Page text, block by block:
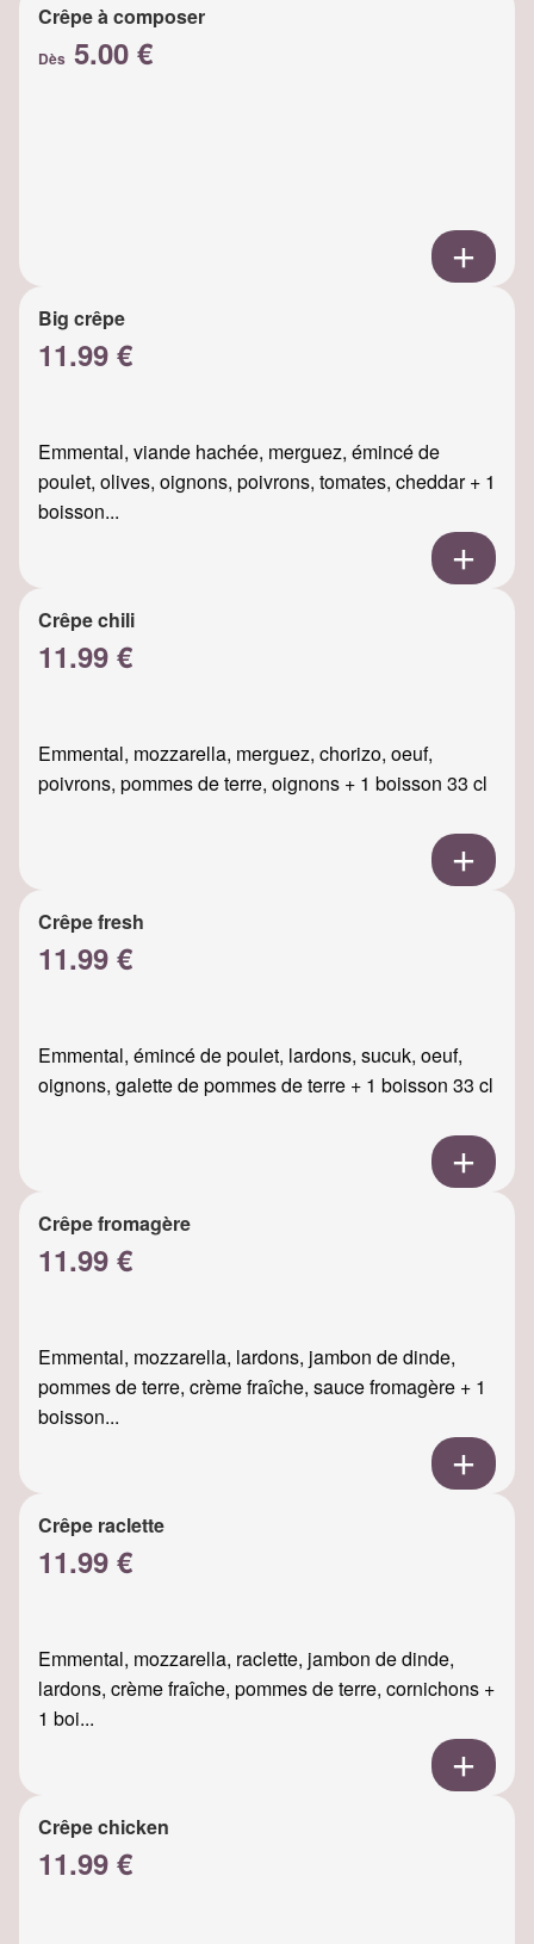
Crêpe à composer
Dès 5.00 €
Big crêpe
11.99 €
Emmental, viande hachée, merguez, émincé de
poulet, olives, oignons, poivrons, tomates, cheddar + 1
boisson...
Crêpe chili
11.99 €
Emmental, mozzarella, merguez, chorizo, oeuf,
poivrons, pommes de terre, oignons + 1 boisson 33 cl
Crêpe fresh
11.99 €
Emmental, émincé de poulet, lardons, sucuk, oeuf,
oignons, galette de pommes de terre + 1 boisson 33 cl
Crêpe fromagère
11.99 €
Emmental, mozzarella, lardons, jambon de dinde,
pommes de terre, crème fraîche, sauce fromagère + 1
boisson...
Crêpe raclette
11.99 €
Emmental, mozzarella, raclette, jambon de dinde,
lardons, crème fraîche, pommes de terre, cornichons +
1 boi...
Crêpe chicken
11.99 €